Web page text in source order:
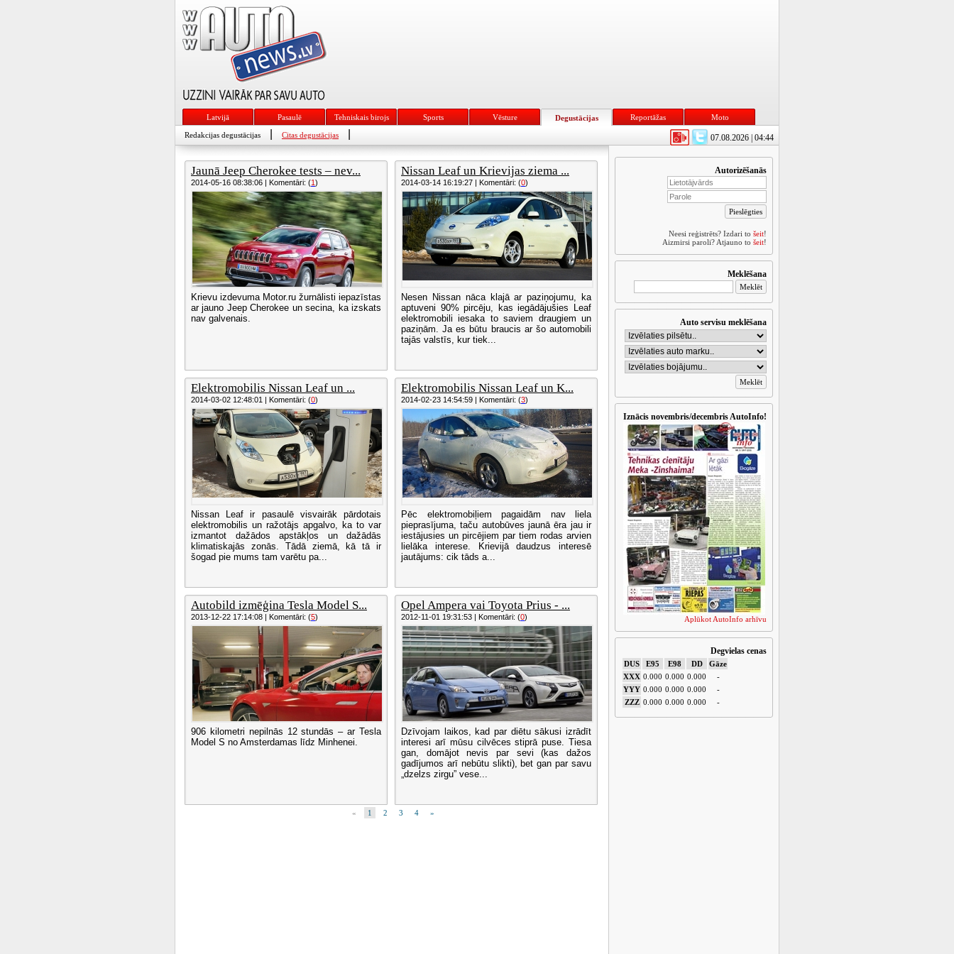
Latvijā Pasaulē Tehniskais birojs Sports Vēsture Degustācijas Reportāžas Moto
07.08.2026 | 04:44
Redakcijas degustācijas Citas degustācijas
Jaunā Jeep Cherokee tests – nev...
2014-05-16 08:38:06 | Komentāri: (1)
Krievu izdevuma Motor.ru žurnālisti iepazīstas
ar jauno Jeep Cherokee un secina, ka izskats
nav galvenais.
Nissan Leaf un Krievijas ziema ...
2014-03-14 16:19:27 | Komentāri: (0)
Nesen Nissan nāca klajā ar paziņojumu, ka
aptuveni 90% pircēju, kas iegādājušies Leaf
elektromobili iesaka to saviem draugiem un
paziņām. Ja es būtu braucis ar šo automobili
tajās valstīs, kur tiek...
Elektromobilis Nissan Leaf un ...
2014-03-02 12:48:01 | Komentāri: (0)
Nissan Leaf ir pasaulē visvairāk pārdotais
elektromobilis un ražotājs apgalvo, ka to var
izmantot dažādos apstākļos un dažādās
klimatiskajās zonās. Tādā ziemā, kā tā ir
šogad pie mums tam varētu pa...
Elektromobilis Nissan Leaf un K...
2014-02-23 14:54:59 | Komentāri: (3)
Pēc elektromobiļiem pagaidām nav liela
pieprasījuma, taču autobūves jaunā ēra jau ir
iestājusies un pircējiem par tiem rodas arvien
lielāka interese. Krievijā daudzus interesē
jautājums: cik tāds a...
Autobild izmēģina Tesla Model S...
2013-12-22 17:14:08 | Komentāri: (5)
906 kilometri nepilnās 12 stundās – ar Tesla
Model S no Amsterdamas līdz Minhenei.
Opel Ampera vai Toyota Prius - ...
2012-11-01 19:31:53 | Komentāri: (0)
Dzīvojam laikos, kad par diētu sākusi izrādīt
interesi arī mūsu cilvēces stiprā puse. Tiesa
gan, domājot nevis par sevi (kas dažos
gadījumos arī nebūtu slikti), bet gan par savu
„dzelzs zirgu” vese...
« 1 2 3 4 »
Autorizēšanās
Neesi reģistrēts? Izdari to šeit!
Aizmirsi paroli? Atjauno to šeit!
Meklēšana
Auto servisu meklēšana
Iznācis novembris/decembris AutoInfo!
Aplūkot AutoInfo arhīvu
Degvielas cenas
DUS E95 E98 DD
Gāze
XXX 0.000 0.000 0.000
-
YYY 0.000 0.000 0.000
-
ZZZ 0.000 0.000 0.000 -